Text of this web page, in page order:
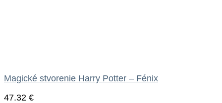
Magické stvorenie Harry Potter – Fénix
47.32 €